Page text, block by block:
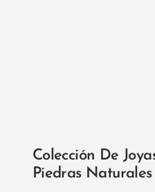
Colección De
Piedras